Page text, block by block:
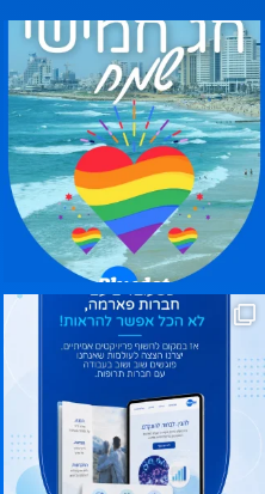
בהם, אבל אם תשאלו בשקט מה
חג הביכורים, חג מתן תורה. אז